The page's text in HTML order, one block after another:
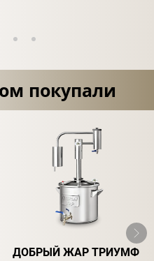
покупали
ДОБРЫЙ ЖАР ТРИУМФ